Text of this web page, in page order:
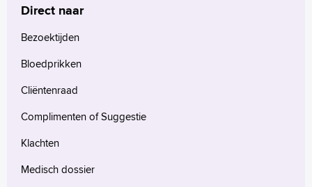
Direct naar
Bezoektijden
Bloedprikken
Cliëntenraad
Complimenten of Suggestie
Klachten
Medisch dossier